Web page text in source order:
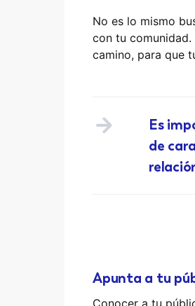
No es lo mismo
con tu comunidad.
camino, para que
Es
de
Apunta a tu
Conocer a tu